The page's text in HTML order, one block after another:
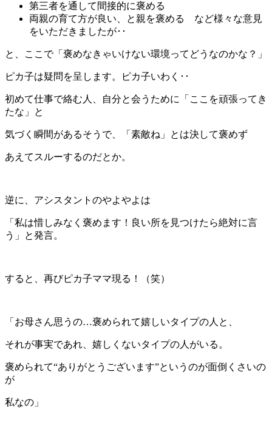
第三者を通して間接的に褒める
両親の育て方が良い、と親を褒める など様々な意見
をいただきましたが･･
と、ここで「褒めなきゃいけない環境ってどうなのかな？」
ピカ子は疑問を呈します。ピカ子いわく･･
初めて仕事で絡む人、自分と会うために「ここを頑張ってき
たな」と
気づく瞬間があるそうで、「素敵ね」とは決して褒めず
あえてスルーするのだとか。
逆に、アシスタントのやよやよは
「私は惜しみなく褒めます！良い所を見つけたら絶対に言
う」と発言。
すると、再びピカ子ママ現る！（笑）
「お母さん思うの…褒められて嬉しいタイプの人と、
それが事実であれ、嬉しくないタイプの人がいる。
褒められて“ありがとうございます”というのが面倒くさいの
が
私なの」